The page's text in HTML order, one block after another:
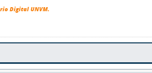
Digital UNVM.